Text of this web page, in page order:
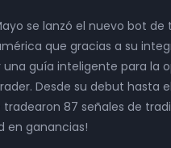
se lanzó el nuevo bot de
que gracias a su
una guía inteligente para la
Desde su debut hasta
tradearon 87 señales de
en ganancias!